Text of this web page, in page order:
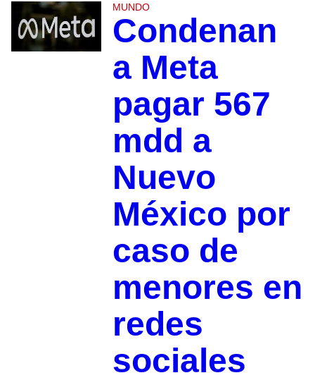
MUNDO
Condenan
a Meta
pagar 567
mdd a
Nuevo
México por
caso de
menores en
redes
sociales